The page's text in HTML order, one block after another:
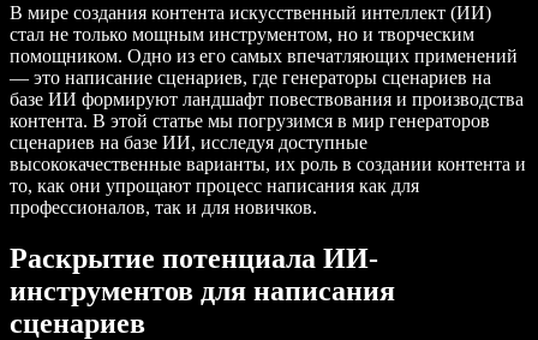
В мире создания контента искусственный интеллект (ИИ)
стал не только мощным инструментом, но и творческим
помощником. Одно из его самых впечатляющих применений
— это написание сценариев, где генераторы сценариев на
базе ИИ формируют ландшафт повествования и производства
контента. В этой статье мы погрузимся в мир генераторов
сценариев на базе ИИ, исследуя доступные
высококачественные варианты, их роль в создании контента и
то, как они упрощают процесс написания как для
профессионалов, так и для новичков.
Раскрытие потенциала ИИ-
инструментов для написания
сценариев